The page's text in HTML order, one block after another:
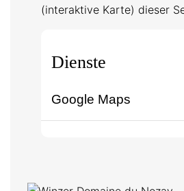
(interaktive Karte) dieser
Dienste
Google Maps